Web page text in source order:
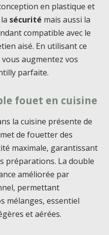
en plastique et
sécurité mais aussi la
compatible avec le
aisé. En utilisant ce
augmentez vos
parfaite.
fouet en cuisine
la cuisine présente de
de fouetter des
maximale, garantissant
préparations. La double
améliorée par
permettant
mélanges, essentiel
et aérées.